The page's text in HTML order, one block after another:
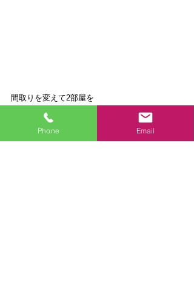
間取りを変えて2部屋を
広々使える、明るい子供部屋
「2階は子供が広々と遊べる空間にしたい。中央
Phone Email